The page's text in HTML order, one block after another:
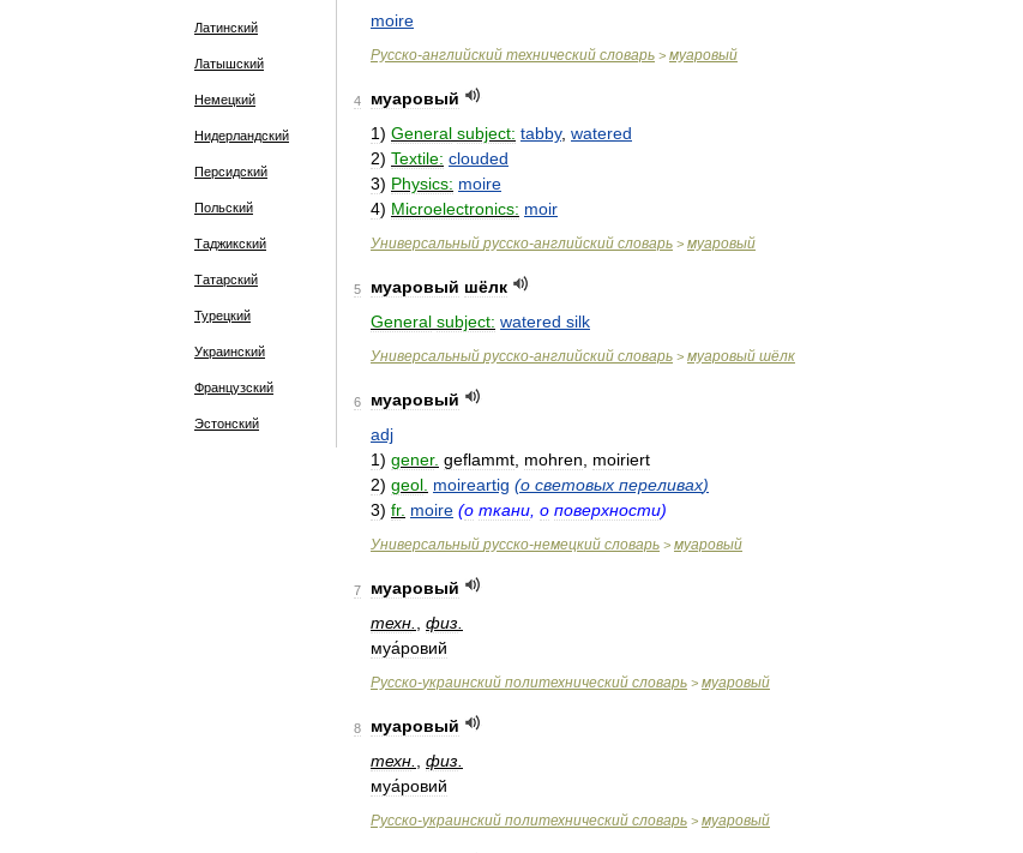
Латинский
Латышский
Немецкий
Нидерландский
Персидский
Польский
Таджикский
Татарский
Турецкий
Украинский
Французский
Эстонский
moire
Русско-английский технический словарь > муаровый
4
муаровый
1) General subject: tabby, watered
2) Textile: clouded
3) Physics: moire
4) Microelectronics: moir
Универсальный русско-английский словарь > муаровый
5 муаровый шёлк
General subject: watered silk
Универсальный русско-английский словарь > муаровый шёлк
6
муаровый
adj
1) gener. geflammt mohren
moiriert
2) geol moireartig (о световых переливах)
3) fr. moire (о ткани о поверхности)
Универсальный русско-немецкий словарь > муаровый
7
муаровый
техн
физ
муа́ровий
Русско-украинский политехнический словарь > муаровый
8
муаровый
техн
физ
муа́ровий
Русско-украинский политехнический словарь > муаровый